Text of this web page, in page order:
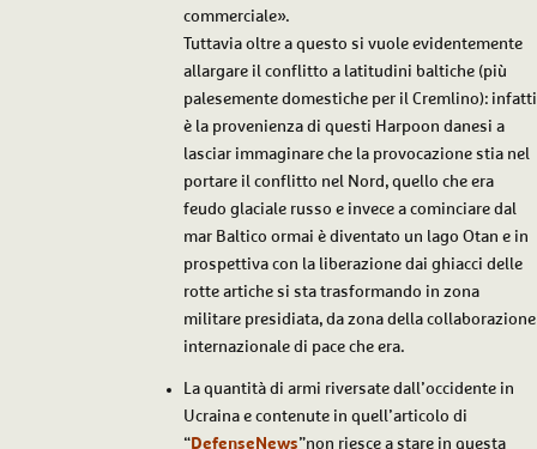
commerciale».
Tuttavia oltre a questo si vuole evidentemente
allargare il conflitto a latitudini baltiche (più
palesemente domestiche per il Cremlino): infatti
è la provenienza di questi Harpoon danesi a
lasciar immaginare che la provocazione stia nel
portare il conflitto nel Nord, quello che era
feudo glaciale russo e invece a cominciare dal
mar Baltico ormai è diventato un lago Otan e in
prospettiva con la liberazione dai ghiacci delle
rotte artiche si sta trasformando in zona
militare presidiata, da zona della collaborazione
internazionale di pace che era.
La quantità di armi riversate dall’occidente in
Ucraina e contenute in quell’articolo di
“ DefenseNews”non riesce a stare in questa